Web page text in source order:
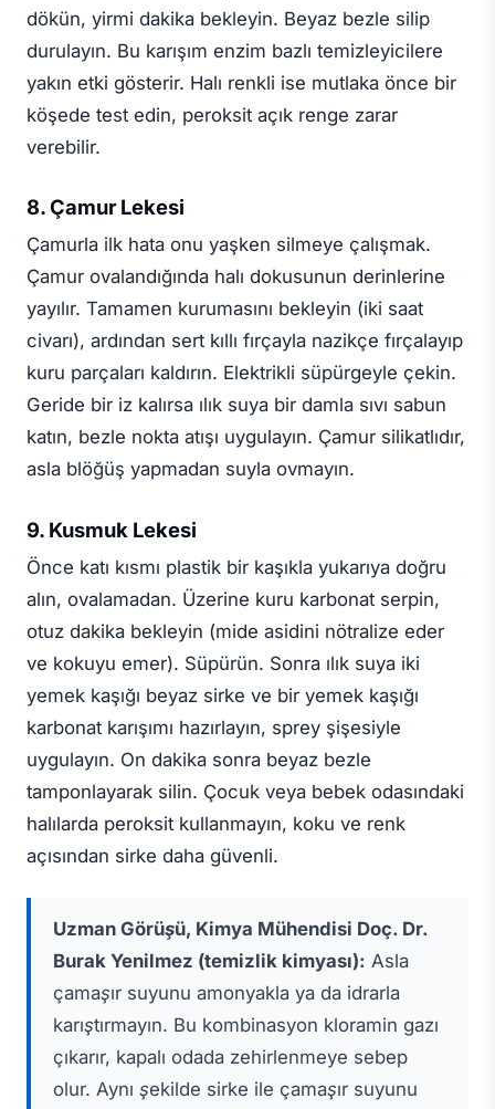
dökün, yirmi dakika bekleyin. Beyaz bezle silip
durulayın. Bu karışım enzim bazlı temizleyicilere
yakın etki gösterir. Halı renkli ise mutlaka önce bir
köşede test edin, peroksit açık renge zarar
verebilir.
8. Çamur Lekesi
Çamurla ilk hata onu yaşken silmeye çalışmak.
Çamur ovalandığında halı dokusunun derinlerine
yayılır. Tamamen kurumasını bekleyin (iki saat
civarı), ardından sert kıllı fırçayla nazikçe fırçalayıp
kuru parçaları kaldırın. Elektrikli süpürgeyle çekin.
Geride bir iz kalırsa ılık suya bir damla sıvı sabun
katın, bezle nokta atışı uygulayın. Çamur silikatlıdır,
asla blöğüş yapmadan suyla ovmayın.
9. Kusmuk Lekesi
Önce katı kısmı plastik bir kaşıkla yukarıya doğru
alın, ovalamadan. Üzerine kuru karbonat serpin,
otuz dakika bekleyin (mide asidini nötralize eder
ve kokuyu emer). Süpürün. Sonra ılık suya iki
yemek kaşığı beyaz sirke ve bir yemek kaşığı
karbonat karışımı hazırlayın, sprey şişesiyle
uygulayın. On dakika sonra beyaz bezle
tamponlayarak silin. Çocuk veya bebek odasındaki
halılarda peroksit kullanmayın, koku ve renk
açısından sirke daha güvenli.
Uzman Görüşü, Kimya Mühendisi Doç. Dr.
Burak Yenilmez (temizlik kimyası): Asla
çamaşır suyunu amonyakla ya da idrarla
karıştırmayın. Bu kombinasyon kloramin gazı
çıkarır, kapalı odada zehirlenmeye sebep
olur. Aynı şekilde sirke ile çamaşır suyunu